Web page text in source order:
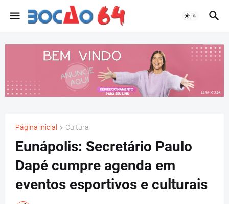
Página inicial Cultura
Eunápolis: Secretário Paulo
Dapé cumpre agenda em
eventos esportivos e culturais